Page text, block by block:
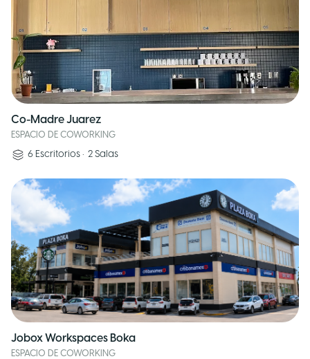
Co-Madre Juarez
ESPACIO DE COWORKING
6 Escritorios • 2 Salas
Jobox Workspaces Boka
ESPACIO DE COWORKING